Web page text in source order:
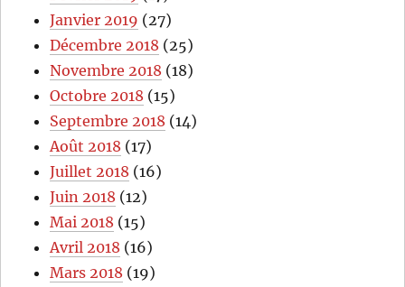
Janvier 2019 (27)
Décembre 2018 (25)
Novembre 2018 (18)
Octobre 2018 (15)
Septembre 2018 (14)
Août 2018 (17)
Juillet 2018 (16)
Juin 2018 (12)
Mai 2018 (15)
Avril 2018 (16)
Mars 2018 (19)